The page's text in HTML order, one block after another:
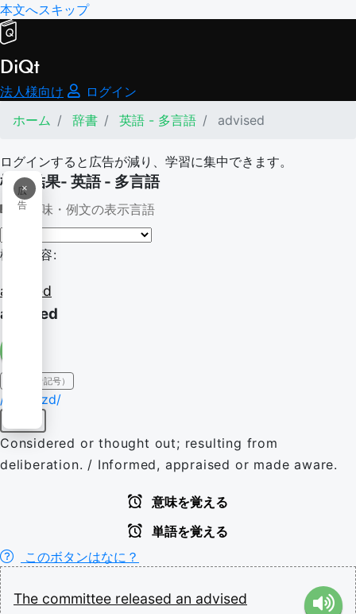
本文へスキップ
DiQt
法人様向け
ログイン
ホーム
辞書 英語 - 多言語 advised
ログインすると広告が減り、学習に集中できます。
×
広
告
検索結果- 英語 - 多言語
意味・例文の表示言語
検索内容:
advised
advised
IPA（発音記号）
/ədˈvaɪzd/
Considered or thought out; resulting from
deliberation. / Informed, appraised or made aware.
意味を覚える
単語を覚える
このボタンはなに？
The committee released an advised